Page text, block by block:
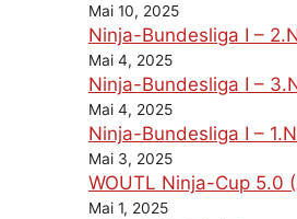
Mai 10, 2025
Ninja-Bundesliga I –
Mai 4, 2025
Ninja-Bundesliga I –
Mai 4, 2025
Ninja-Bundesliga I –
Mai 3, 2025
WOUTL Ninja-Cup 5.0
Mai 1, 2025